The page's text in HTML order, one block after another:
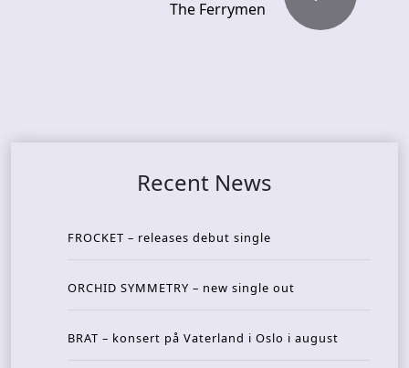
The Ferrymen
Recent News
FROCKET – releases debut single
ORCHID SYMMETRY – new single out
BRAT – konsert på Vaterland i Oslo i august